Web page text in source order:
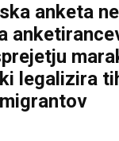
anketa
legalizira